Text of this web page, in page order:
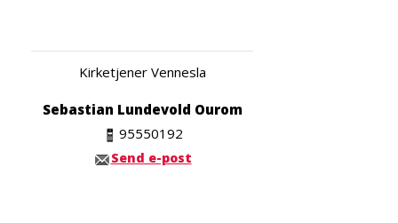
Kirketjener Vennesla
Sebastian Lundevold Ourom
95550192
Send e-post